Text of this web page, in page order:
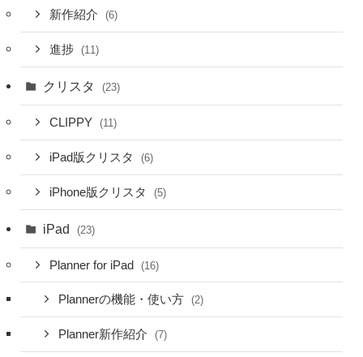
新作紹介 (6)
進捗 (11)
クリスタ (23)
CLIPPY (11)
iPad版クリスタ (6)
iPhone版クリスタ (5)
iPad (23)
Planner for iPad (16)
Plannerの機能・使い方 (2)
Planner新作紹介 (7)